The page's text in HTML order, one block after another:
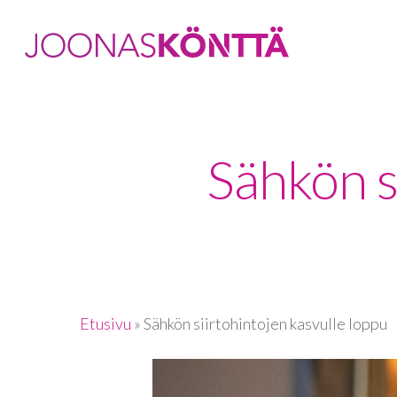
Sähkön
Etusivu »Sähkön siirtohintojen kasvulle loppu